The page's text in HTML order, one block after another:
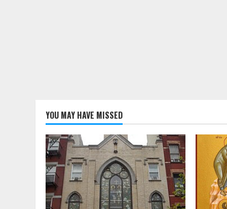
YOU MAY HAVE MISSED